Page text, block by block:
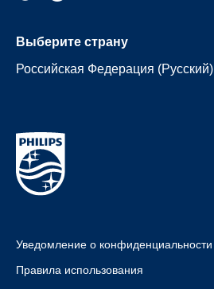
Выберите страну
Российская Федерация (Русский)
Уведомление о конфиденциальности
Правила использования